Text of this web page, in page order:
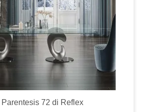
Parentesis 72 di Reflex